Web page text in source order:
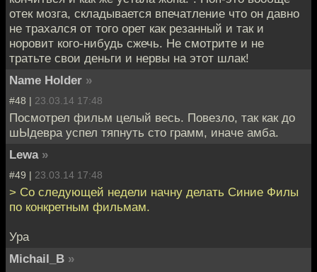
отек мозга, складывается впечатление что он давно
не трахался от того орет как резанный и так и
норовит кого-нибудь сжечь. Не смотрите и не
тратьте свои деньги и нервы на этот шлак!
Name Holder »
#48 | 23.03.14 17:48
Посмотрел фильм целый весь. Повезло, так как до
шЫдевра успел тяпнуть сто грамм, иначе амба.
Lewa »
#49 | 23.03.14 17:48
> Со следующей недели начну делать Синие Филы
по конкретным фильмам.
Ура
Michail_B »